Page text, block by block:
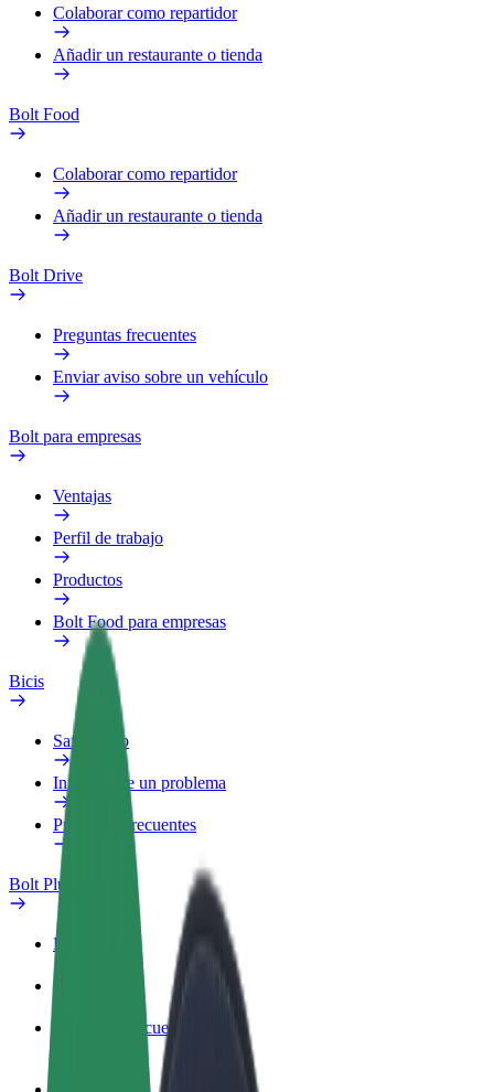
Colaborar como repartidor
Añadir un restaurante o tienda
Bolt Food
Colaborar como repartidor
Añadir un restaurante o tienda
Bolt Drive
Preguntas frecuentes
Enviar aviso sobre un vehículo
Bolt para empresas
Ventajas
Perfil de trabajo
Productos
Bolt Food para empresas
Bicis
Safety Lab
Informar de un problema
Preguntas frecuentes
Bolt Plus
Beneficios
Cómo unirse
Preguntas frecuentes